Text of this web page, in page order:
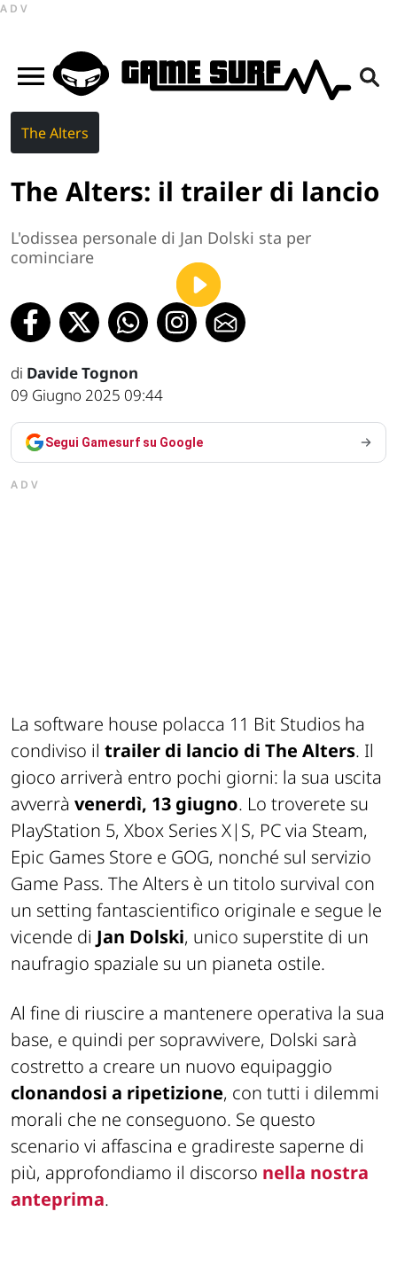
ADV
The Alters
The Alters: il trailer di lancio
L'odissea personale di Jan Dolski sta per
cominciare
di Davide Tognon
09 Giugno 2025 09:44
Segui Gamesurf su Google
ADV
La software house polacca 11 Bit Studios ha
condiviso il trailer di lancio di The Alters. Il
gioco arriverà entro pochi giorni: la sua uscita
avverrà venerdì, 13 giugno. Lo troverete su
PlayStation 5, Xbox Series X|S, PC via Steam,
Epic Games Store e GOG, nonché sul servizio
Game Pass. The Alters è un titolo survival con
un setting fantascientifico originale e segue le
vicende di Jan Dolski, unico superstite di un
naufragio spaziale su un pianeta ostile.
Al fine di riuscire a mantenere operativa la sua
base, e quindi per sopravvivere, Dolski sarà
costretto a creare un nuovo equipaggio
clonandosi a ripetizione, con tutti i dilemmi
morali che ne conseguono. Se questo
scenario vi affascina e gradireste saperne di
più, approfondiamo il discorso nella nostra
anteprima.